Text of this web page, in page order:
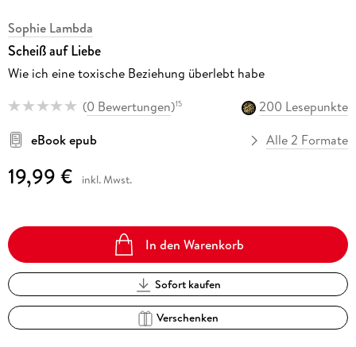
Sophie Lambda
Scheiß auf Liebe
Wie ich eine toxische Beziehung überlebt habe
(0 Bewertungen)15
200 Lesepunkte
eBook epub
Alle 2 Formate
19,99 € inkl. Mwst.
In den Warenkorb
Sofort kaufen
Verschenken